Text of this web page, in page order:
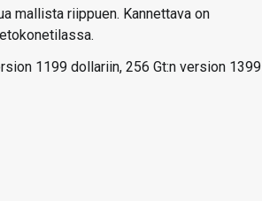
mallista riippuen. Kannettava on
1199 dollariin, 256 Gt:n version 1399